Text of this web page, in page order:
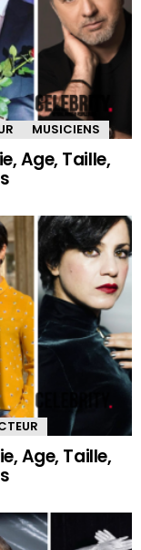
MUSICIENS
Age, Taille,
Age, Taille,